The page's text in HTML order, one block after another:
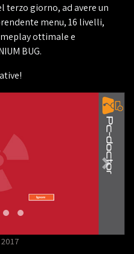
terzo giorno, ad avere un
menu, 16 livelli,
ottimale e
BUG.